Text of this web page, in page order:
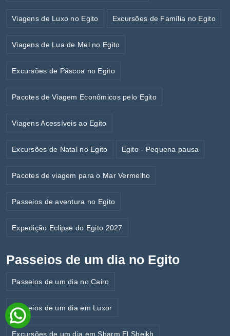
Viagens de Luxo no Egito Excursões de Família no Egito
Viagens de Lua de Mel no Egito
Excursões de Páscoa no Egito
Pacotes de Viagem Econômicos pelo Egito
Viagens Acessíveis ao Egito
Excursões de Natal no Egito Egito - Pequena pausa
Pacotes de viagem para o Mar Vermelho
Passeios de aventura no Egito
Expedição Eclipse do Egito 2027
Passeios de um dia no Egito
Passeios de um dia no Cairo
Passeios de um dia em Luxor
Excursões de um dia em Sharm El Sheikh